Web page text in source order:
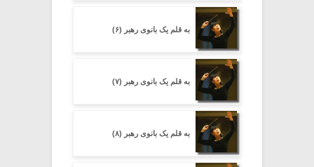
به قلم یک بانوی رهبر (۶)
به قلم یک بانوی رهبر (۷)
به قلم یک بانوی رهبر (۸)